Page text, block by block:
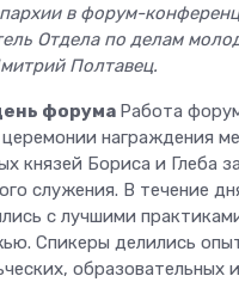
в форум-
Отдела по делам
Полтавец.
форума Работа
награждения
князей Бориса и Глеба
служения. В течение
с лучшими
Спикеры делились
образовательных